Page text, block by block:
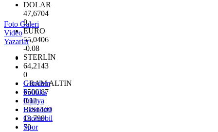
DOLAR
47,6704
0
EURO
55,0406
-0.08
STERLİN
64,2143
0
GRAM ALTIN
6500.87
0.12
BİST100
13.799
70
Foto Galeri
Video
Yazarlar
Gündem
Politika
Dünya
Ekonomi
Otomobil
Spor